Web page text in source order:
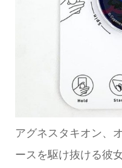
アグネスタキオン、
ースを駆け抜ける彼